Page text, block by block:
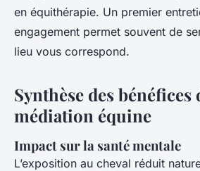
en équithérapie. Un premier
engagement permet souvent de
lieu vous correspond.
Synthèse des bénéfices
médiation équine
Impact sur la santé mentale
L’exposition au cheval réduit